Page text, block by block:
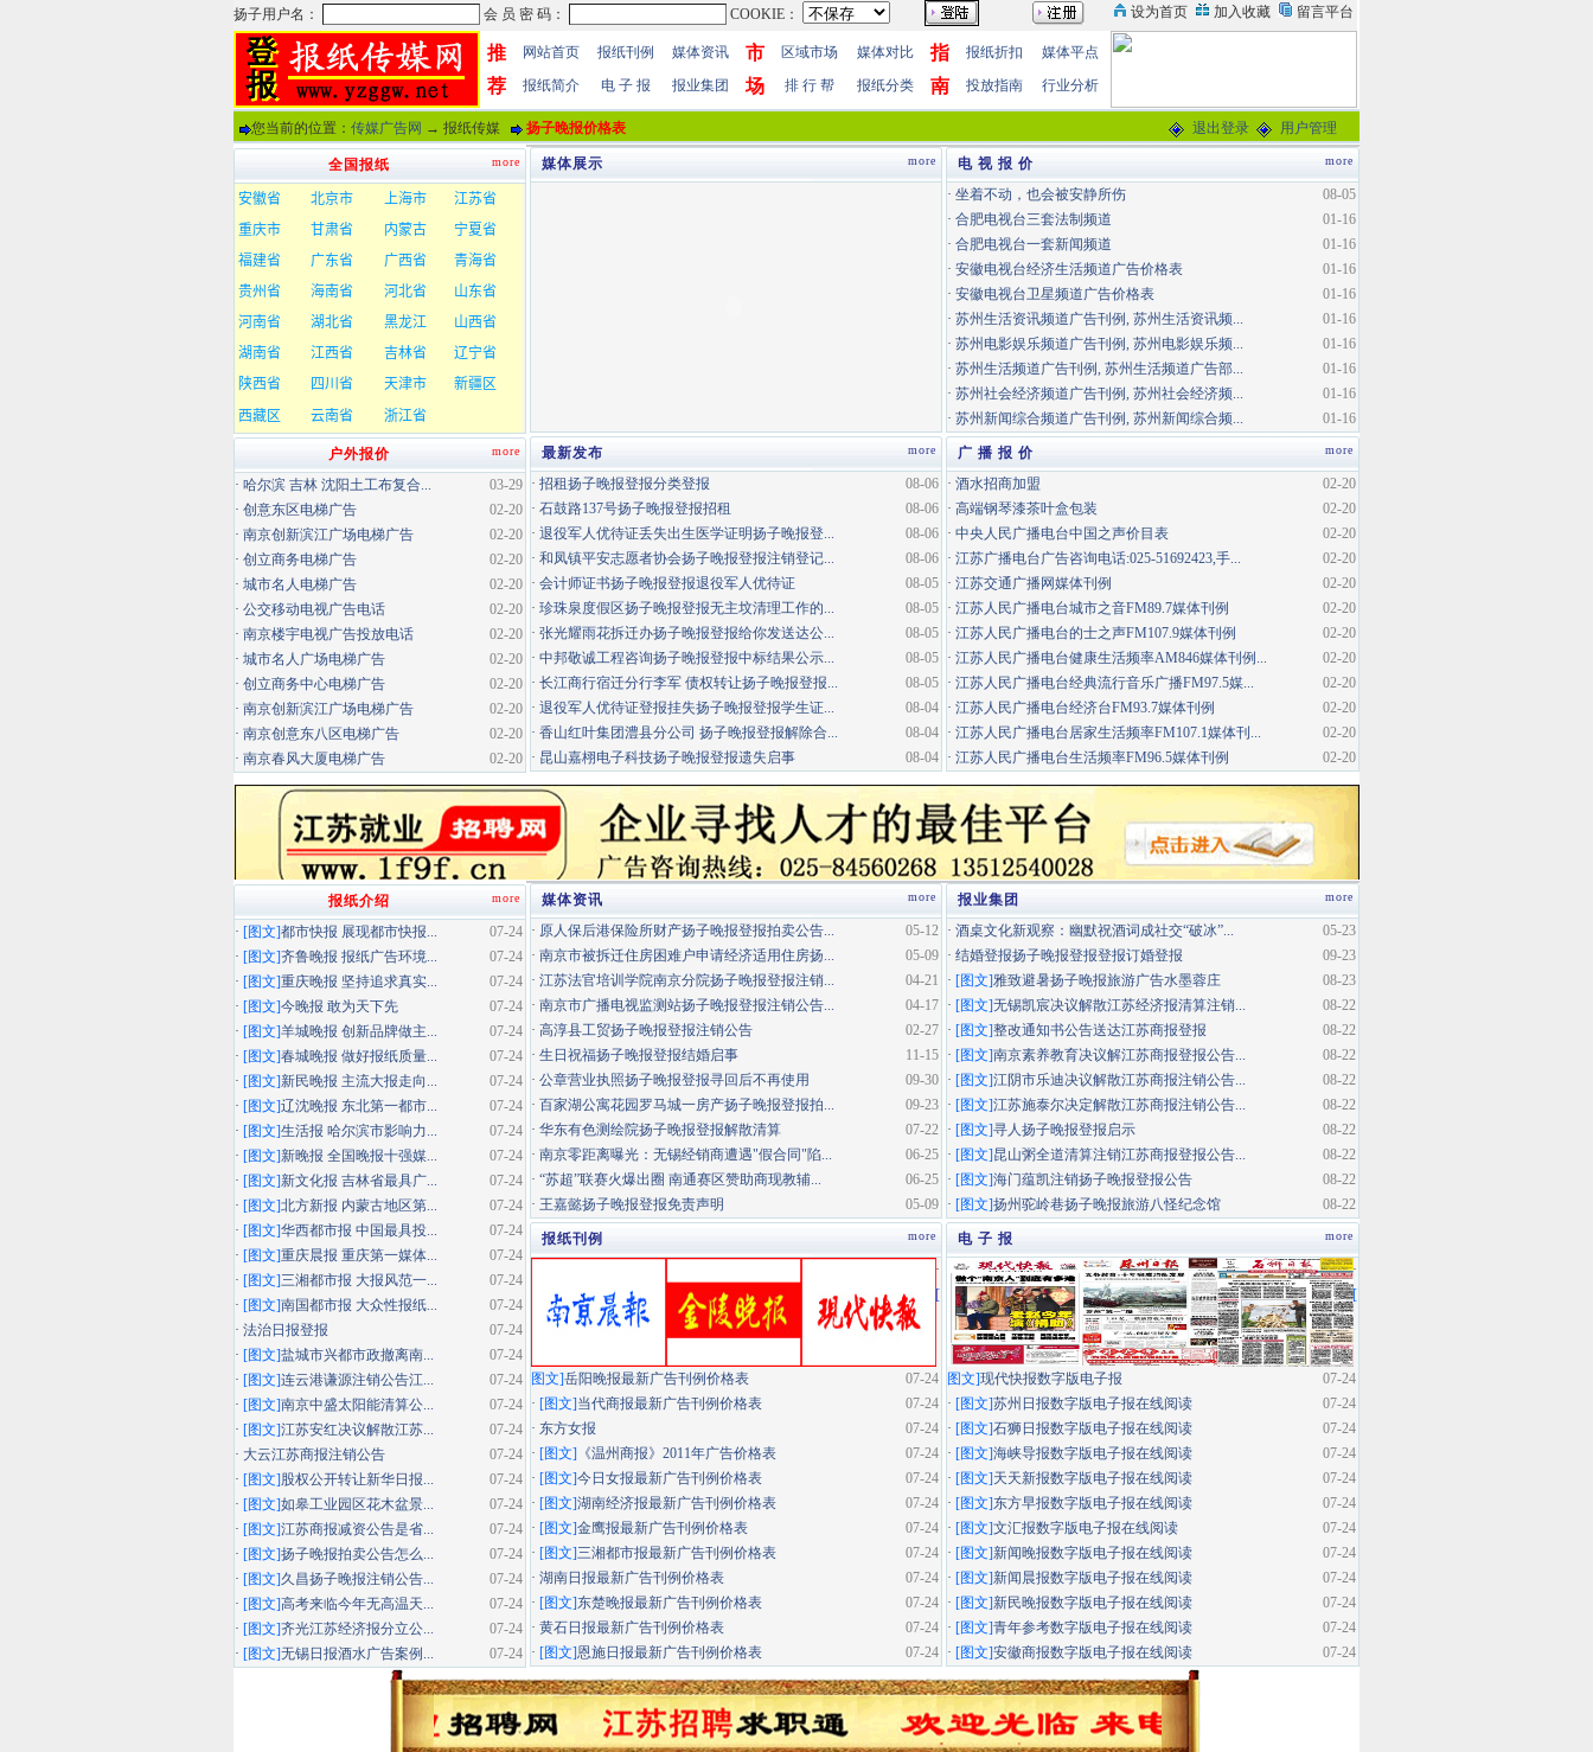
推
荐
网站首页 报纸刊例 媒体资讯
市
场
区域市场 媒体对比
指
南
报纸折扣
媒体平点
报纸简介
电 子 报 报业集团 排 行 帮 报纸分类 投放指南 行业分析
您当前的位置： 传媒广告网 → 报纸传媒 扬子晚报价格表 退出登录 用户管理
more
媒体展示 more
电 视 报 价
08-05
· 坐着不动，也会被安静所伤
01-16
· 合肥电视台三套法制频道
01-16
· 合肥电视台一套新闻频道
01-16
· 安徽电视台经济生活频道广告价格表
01-16
· 安徽电视台卫星频道广告价格表
01-16
· 苏州生活资讯频道广告刊例, 苏州生活资讯频...
01-16
· 苏州电影娱乐频道广告刊例, 苏州电影娱乐频...
01-16
· 苏州生活频道广告刊例, 苏州生活频道广告部...
01-16
· 苏州社会经济频道广告刊例, 苏州社会经济频...
01-16
· 苏州新闻综合频道广告刊例, 苏州新闻综合频...
more
最新发布 more
广 播 报 价
08-06
· 招租扬子晚报登报分类登报
08-06
· 石鼓路137号扬子晚报登报招租
08-06
· 退役军人优待证丢失出生医学证明扬子晚报登...
08-06
· 和凤镇平安志愿者协会扬子晚报登报注销登记...
08-05
· 会计师证书扬子晚报登报退役军人优待证
08-05
· 珍珠泉度假区扬子晚报登报无主坟清理工作的...
08-05
· 张光耀雨花拆迁办扬子晚报登报给你发送达公...
08-05
· 中邦敬诚工程咨询扬子晚报登报中标结果公示...
08-05
· 长江商行宿迁分行李军 债权转让扬子晚报登报...
08-04
· 退役军人优待证登报挂失扬子晚报登报学生证...
08-04
· 香山红叶集团澧县分公司 扬子晚报登报解除合...
08-04
· 昆山嘉栩电子科技扬子晚报登报遗失启事
02-20
· 酒水招商加盟
02-20
· 高端钢琴漆茶叶盒包装
02-20
· 中央人民广播电台中国之声价目表
02-20
· 江苏广播电台广告咨询电话:025-51692423,手...
02-20
· 江苏交通广播网媒体刊例
02-20
· 江苏人民广播电台城市之音FM89.7媒体刊例
02-20
· 江苏人民广播电台的士之声FM107.9媒体刊例
02-20
· 江苏人民广播电台健康生活频率AM846媒体刊例...
02-20
· 江苏人民广播电台经典流行音乐广播FM97.5媒...
02-20
· 江苏人民广播电台经济台FM93.7媒体刊例
02-20
· 江苏人民广播电台居家生活频率FM107.1媒体刊...
02-20
· 江苏人民广播电台生活频率FM96.5媒体刊例
more
全国报纸
more
户外报价
03-29
· 哈尔滨 吉林 沈阳土工布复合...
02-20
· 创意东区电梯广告
02-20
· 南京创新滨江广场电梯广告
02-20
· 创立商务电梯广告
02-20
· 城市名人电梯广告
02-20
· 公交移动电视广告电话
02-20
· 南京楼宇电视广告投放电话
02-20
· 城市名人广场电梯广告
02-20
· 创立商务中心电梯广告
02-20
· 南京创新滨江广场电梯广告
02-20
· 南京创意东八区电梯广告
02-20
· 南京春风大厦电梯广告
more
媒体资讯 more
报业集团
05-12
· 原人保后港保险所财产扬子晚报登报拍卖公告...
05-09
· 南京市被拆迁住房困难户申请经济适用住房扬...
04-21
· 江苏法官培训学院南京分院扬子晚报登报注销...
04-17
· 南京市广播电视监测站扬子晚报登报注销公告...
02-27
· 高淳县工贸扬子晚报登报注销公告
11-15
· 生日祝福扬子晚报登报结婚启事
09-30
· 公章营业执照扬子晚报登报寻回后不再使用
09-23
· 百家湖公寓花园罗马城一房产扬子晚报登报拍...
07-22
· 华东有色测绘院扬子晚报登报解散清算
06-25
· 南京零距离曝光：无锡经销商遭遇"假合同"陷...
06-25
· “苏超”联赛火爆出圈 南通赛区赞助商现教辅...
05-09
· 王嘉懿扬子晚报登报免责声明
05-23
· 酒桌文化新观察：幽默祝酒词成社交“破冰”...
09-23
· 结婚登报扬子晚报登报登报订婚登报
08-23
· [图文]雅致避暑扬子晚报旅游广告水墨蓉庄
08-22
· [图文]无锡凯宸决议解散江苏经济报清算注销...
08-22
· [图文]整改通知书公告送达江苏商报登报
08-22
· [图文]南京素养教育决议解江苏商报登报公告...
08-22
· [图文]江阴市乐迪决议解散江苏商报注销公告...
08-22
· [图文]江苏施泰尔决定解散江苏商报注销公告...
08-22
· [图文]寻人扬子晚报登报启示
08-22
· [图文]昆山粥全道清算注销江苏商报登报公告...
08-22
· [图文]海门蕴凯注销扬子晚报登报公告
08-22
· [图文]扬州驼岭巷扬子晚报旅游八怪纪念馆
more
报纸刊例 more
电 子 报
07-24
·
[
图文]岳阳晚报最新广告刊例价格表
07-24
· [图文]当代商报最新广告刊例价格表
07-24
· 东方女报
07-24
· [图文] 《温州商报》2011年广告价格表
07-24
· [图文]今日女报最新广告刊例价格表
07-24
· [图文]湖南经济报最新广告刊例价格表
07-24
· [图文]金鹰报最新广告刊例价格表
07-24
· [图文]三湘都市报最新广告刊例价格表
07-24
· 湖南日报最新广告刊例价格表
07-24
· [图文]东楚晚报最新广告刊例价格表
07-24
· 黄石日报最新广告刊例价格表
07-24
· [图文]恩施日报最新广告刊例价格表
07-24
·
[
图文]现代快报数字版电子报
07-24
· [图文]苏州日报数字版电子报在线阅读
07-24
· [图文]石狮日报数字版电子报在线阅读
07-24
· [图文]海峡导报数字版电子报在线阅读
07-24
· [图文]天天新报数字版电子报在线阅读
07-24
· [图文]东方早报数字版电子报在线阅读
07-24
· [图文]文汇报数字版电子报在线阅读
07-24
· [图文]新闻晚报数字版电子报在线阅读
07-24
· [图文]新闻晨报数字版电子报在线阅读
07-24
· [图文]新民晚报数字版电子报在线阅读
07-24
· [图文]青年参考数字版电子报在线阅读
07-24
· [图文]安徽商报数字版电子报在线阅读
more
报纸介绍
07-24
· [图文]都市快报 展现都市快报...
07-24
· [图文]齐鲁晚报 报纸广告环境...
07-24
· [图文]重庆晚报 坚持追求真实...
07-24
· [图文]今晚报 敢为天下先
07-24
· [图文]羊城晚报 创新品牌做主...
07-24
· [图文]春城晚报 做好报纸质量...
07-24
· [图文]新民晚报 主流大报走向...
07-24
· [图文]辽沈晚报 东北第一都市...
07-24
· [图文]生活报 哈尔滨市影响力...
07-24
· [图文]新晚报 全国晚报十强媒...
07-24
· [图文]新文化报 吉林省最具广...
07-24
· [图文]北方新报 内蒙古地区第...
07-24
· [图文]华西都市报 中国最具投...
07-24
· [图文]重庆晨报 重庆第一媒体...
07-24
· [图文]三湘都市报 大报风范一...
07-24
· [图文]南国都市报 大众性报纸...
07-24
· 法治日报登报
07-24
· [图文]盐城市兴都市政撤离南...
07-24
· [图文]连云港谦源注销公告江...
07-24
· [图文]南京中盛太阳能清算公...
07-24
· [图文]江苏安红决议解散江苏...
07-24
· 大云江苏商报注销公告
07-24
· [图文]股权公开转让新华日报...
07-24
· [图文]如皋工业园区花木盆景...
07-24
· [图文]江苏商报减资公告是省...
07-24
· [图文]扬子晚报拍卖公告怎么...
07-24
· [图文]久昌扬子晚报注销公告...
07-24
· [图文]高考来临今年无高温天...
07-24
· [图文]齐光江苏经济报分立公...
07-24
· [图文]无锡日报酒水广告案例...